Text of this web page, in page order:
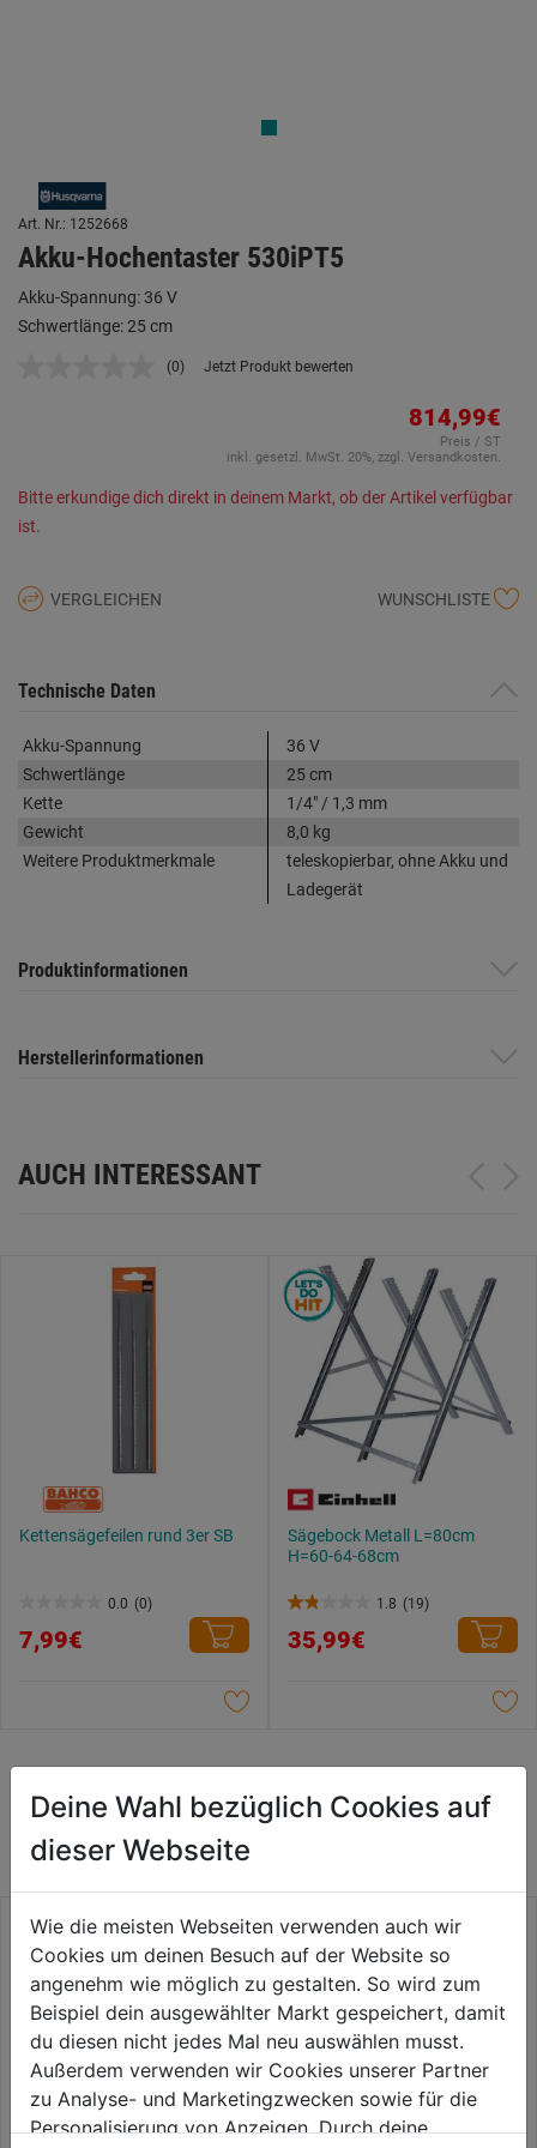
Art. Nr.: 1252668
Akku-Hochentaster 530iPT5
Akku-Spannung: 36 V
Schwertlänge: 25 cm
Kein
derselben
(0) Jetzt Produkt bewerten
814,99€
Preis / ST
inkl. gesetzl. MwSt. 20%, zzgl. Versandkosten.
Bitte erkundige dich direkt in deinem Markt, ob der Artikel verfügbar
ist.
VERGLEICHEN WUNSCHLISTE
Technische Daten
Akku-Spannung
36 V
Schwertlänge
25 cm
Kette
1/4" / 1,3 mm
Gewicht
8,0 kg
Weitere Produktmerkmale
teleskopierbar, ohne Akku und
Ladegerät
Produktinformationen
Herstellerinformationen
AUCH INTERESSANT
Kettensägefeilen rund 3er SB
0.0 (0)
von
7,99€
Sägebock Metall L=80cm
H=60-64-68cm
1.8 (19)
1.8
von
35,99€
WEITERE PRODUKTE AUS DIESER
KATEGORIE
Deine Wahl bezüglich Cookies auf
dieser Webseite
Wie die meisten Webseiten verwenden auch wir
Cookies um deinen Besuch auf der Website so
angenehm wie möglich zu gestalten. So wird zum
Beispiel dein ausgewählter Markt gespeichert, damit
du diesen nicht jedes Mal neu auswählen musst.
Außerdem verwenden wir Cookies unserer Partner
zu Analyse- und Marketingzwecken sowie für die
Personalisierung von Anzeigen. Durch deine